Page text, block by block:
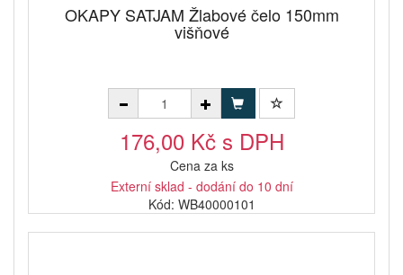
OKAPY SATJAM Žlabové čelo 150mm
višňové
176,00 Kč s DPH
Cena za ks
Externí sklad - dodání do 10 dní
Kód: WB40000101